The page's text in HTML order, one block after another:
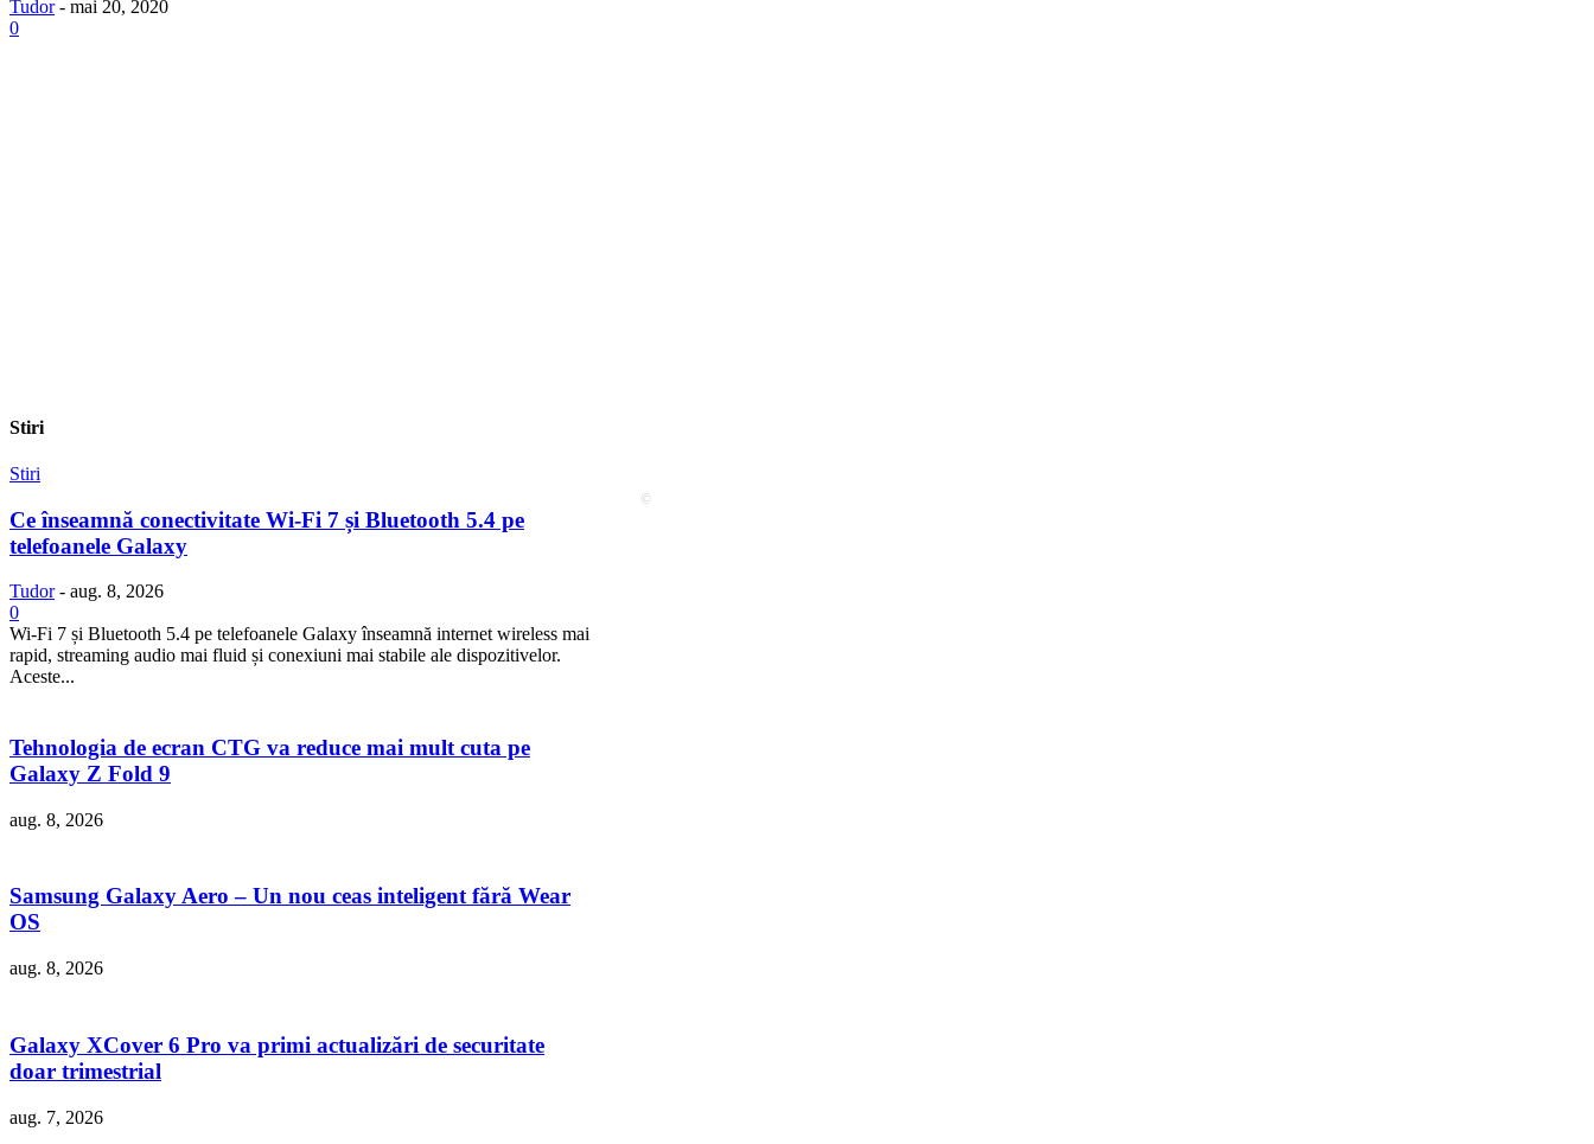
Tudor - mai 20, 2020
0
Stiri
Stiri
Ce înseamnă conectivitate Wi-Fi 7 și Bluetooth 5.4 pe
telefoanele Galaxy
Tudor - aug. 8, 2026
0
Wi-Fi 7 și Bluetooth 5.4 pe telefoanele Galaxy înseamnă internet wireless mai
rapid, streaming audio mai fluid și conexiuni mai stabile ale dispozitivelor.
Aceste...
Tehnologia de ecran CTG va reduce mai mult cuta pe
Galaxy Z Fold 9
aug. 8, 2026
Samsung Galaxy Aero – Un nou ceas inteligent fără Wear
OS
aug. 8, 2026
Galaxy XCover 6 Pro va primi actualizări de securitate
doar trimestrial
aug. 7, 2026
©